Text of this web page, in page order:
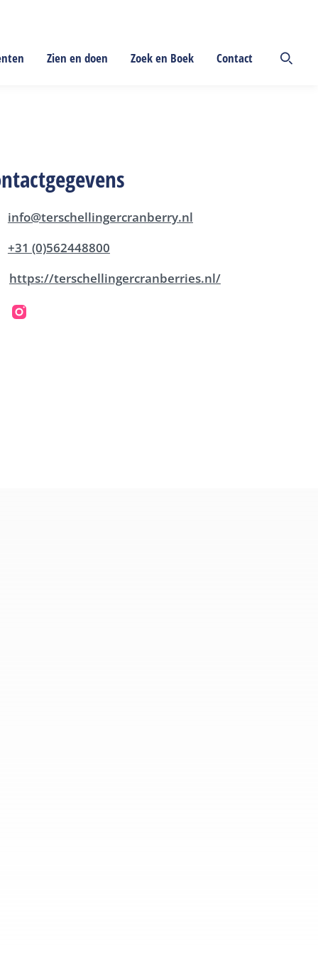
Zien en doen Zoek en Boek Contact
info@terschellingercranberry.nl
+31 (0)562448800
https://terschellingercranberries.nl/